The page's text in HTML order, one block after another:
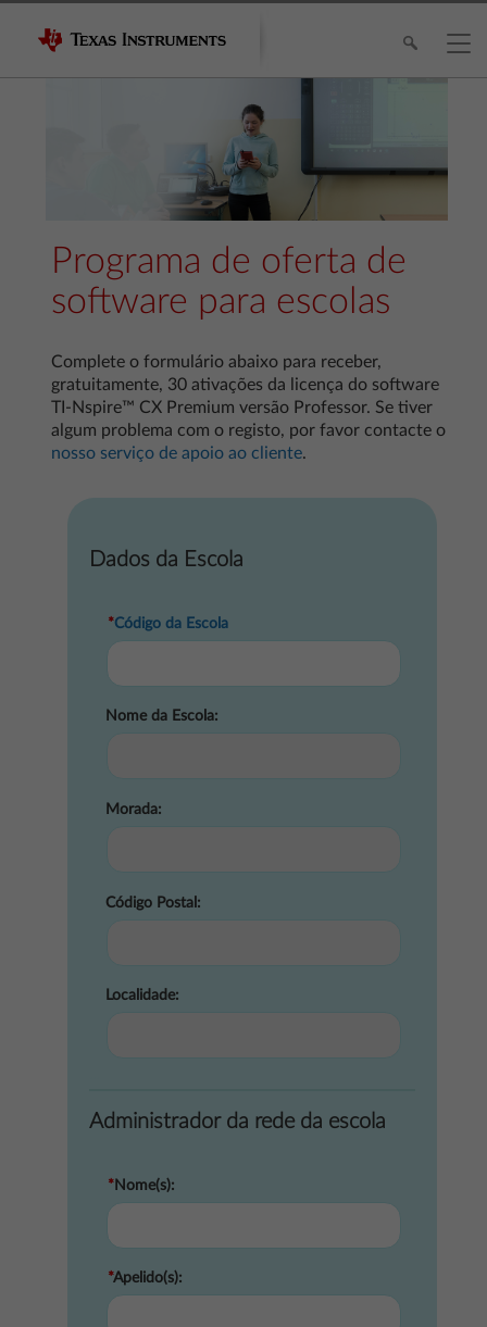
Programa de oferta de
software para escolas
Complete o formulário abaixo para receber,
gratuitamente, 30 ativações da licença do software
TI-Nspire™ CX Premium versão Professor. Se tiver
algum problema com o registo, por favor contacte o
nosso serviço de apoio ao cliente.
Dados da Escola
*Código da Escola
Nome da Escola:
Morada:
Código Postal:
Localidade:
Administrador da rede da escola
*Nome(s):
*Apelido(s):